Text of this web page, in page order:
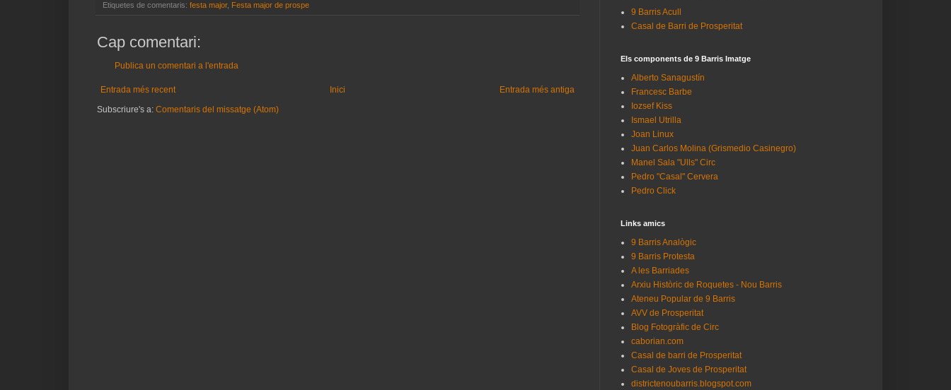
Etiquetes de comentaris: festa major, Festa major de prospe
Cap comentari:
Publica un comentari a l'entrada
Entrada més recent Entrada més antiga
Inici
Subscriure's a: Comentaris del missatge (Atom)
9 Barris Acull
Casal de Barri de Prosperitat
Els components de 9 Barris Imatge
Alberto Sanagustín
Francesc Barbe
Iozsef Kiss
Ismael Utrilla
Joan Linux
Juan Carlos Molina (Grismedio Casinegro)
Manel Sala "Ulls" Circ
Pedro "Casal" Cervera
Pedro Click
Links amics
9 Barris Analògic
9 Barris Protesta
A les Barriades
Arxiu Històric de Roquetes - Nou Barris
Ateneu Popular de 9 Barris
AVV de Prosperitat
Blog Fotogràfic de Circ
caborian.com
Casal de barri de Prosperitat
Casal de Joves de Prosperitat
districtenoubarris.blogspot.com